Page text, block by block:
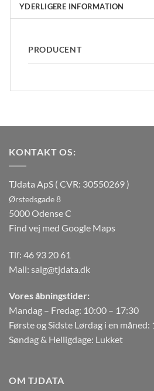
YDERLIGERE INFORMATION
PRODUCENT
KONTAKT OS:
TJdata ApS ( CVR: 30550269 )
Ørstedsgade 8
5000 Odense C
Find vej med Google Maps
Tlf: 46 93 20 61
Mail: salg@tjdata.dk
Vores åbningstider:
Mandag – Fredag: 10:00 – 17:30
Første og Sidste Lørdag i en
Søndag & Helligdage: Lukket
OM TJDATA